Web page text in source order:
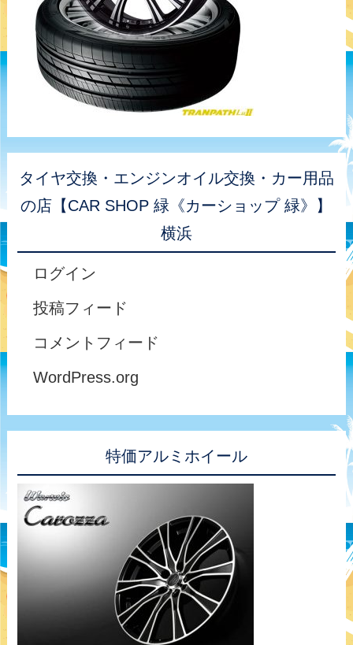
タイヤ交換・エンジンオイル交換・カー用品
の店【CAR SHOP 緑《カーショップ 緑》】
横浜
ログイン
投稿フィード
コメントフィード
WordPress.org
特価アルミホイール